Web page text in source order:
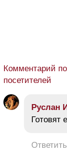
Комментарий
посетителей
Руслан
Готовят
Ответить